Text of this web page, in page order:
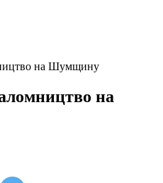
на Шумщину
на